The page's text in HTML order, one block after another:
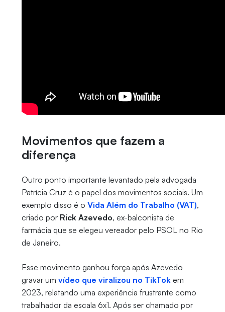
Movimentos que fazem a
diferença
Outro ponto importante levantado pela advogada
Patrícia Cruz é o papel dos movimentos sociais. Um
exemplo disso é o Vida Além do Trabalho (VAT),
criado por Rick Azevedo, ex-balconista de
farmácia que se elegeu vereador pelo PSOL no Rio
de Janeiro.
Esse movimento ganhou força após Azevedo
gravar um vídeo que viralizou no TikTokem
2023, relatando uma experiência frustrante como
trabalhador da escala 6x1. Após ser chamado por